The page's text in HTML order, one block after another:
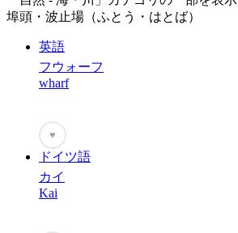
埠頭・波止場（ふとう・はとば）
英語
フウォーフ
wharf
♥
ドイツ語
カイ
Kai